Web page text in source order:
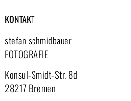
KONTAKT
stefan schmidbauer
FOTOGRAFIE
Konsul-Smidt-Str. 8d
28217 Bremen